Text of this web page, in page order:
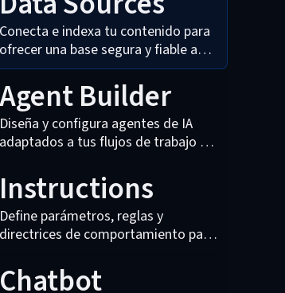
Conecta e indexa tu contenido para
ofrecer una base segura y fiable a
cada interacción con IA.
Agent Builder
Diseña y configura agentes de IA
adaptados a tus flujos de trabajo —
Instructions
Define parámetros, reglas y
directrices de comportamiento para
identidad de marca y las políticas de
Chatbot